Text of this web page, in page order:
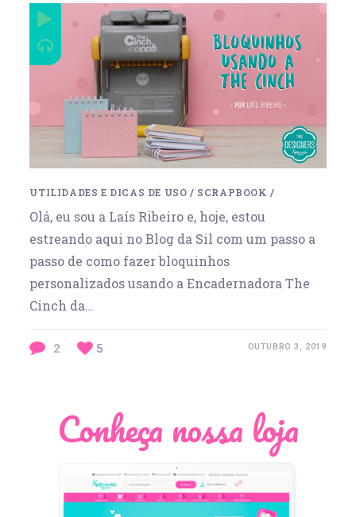
UTILIDADES E DICAS DE USO / SCRAPBOOK /
Olá, eu sou a Laís Ribeiro e, hoje, estou
estreando aqui no Blog da Sil com um passo a
passo de como fazer bloquinhos
personalizados usando a Encadernadora The
Cinch da…
2 5 OUTUBRO 3, 2019
Conheça nossa loja